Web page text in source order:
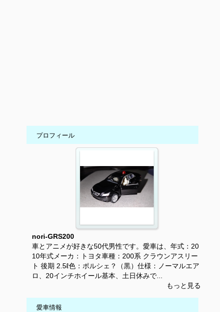
プロフィール
nori-GRS200
車とアニメが好きな50代男性です。愛車は、年式：20
10年式メーカ：トヨタ車種：200系 クラウンアスリー
ト 後期 2.5ℓ色：ポルシェ？（黒）仕様：ノーマルエア
ロ、20インチホイール基本、土日休みで...
もっと見る
愛車情報